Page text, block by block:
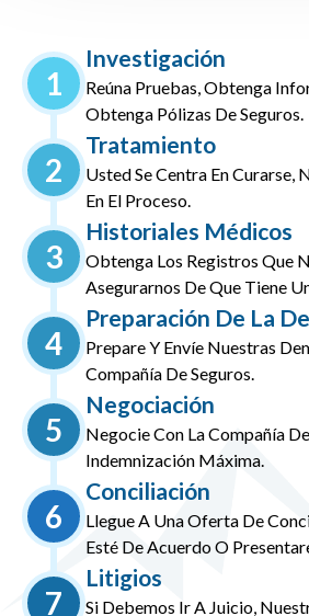
1
Investigación
Reúna Pruebas, Obtenga
Obtenga Pólizas De Seguros.
2
Tratamiento
Usted Se Centra En Curarse,
En El Proceso.
3
Historiales Médicos
Obtenga Los Registros Que
Asegurarnos De Que Tiene
4
Preparación De La
Prepare Y Envíe Nuestras
Compañía De Seguros.
5
Negociación
Negocie Con La Compañía
Indemnización Máxima.
6
Conciliación
Llegue A Una Oferta De
Esté De Acuerdo O
7
Litigios
Si Debemos Ir A Juicio,